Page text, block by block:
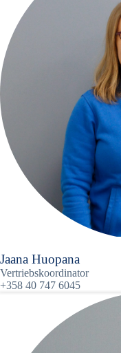
Jaana Huopana
Vertriebskoordinator
+358 40 747 6045